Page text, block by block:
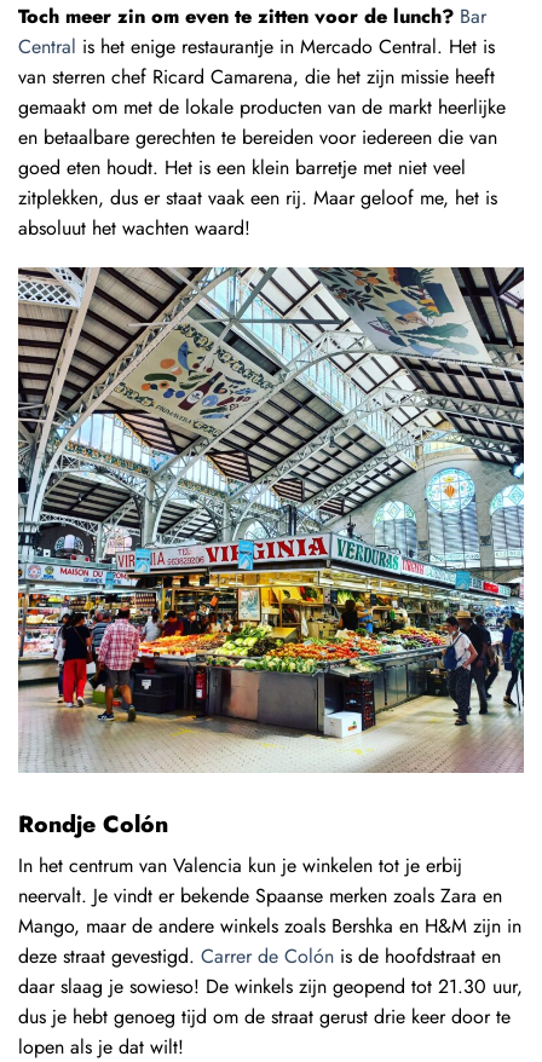
Toch meer zin om even te zitten voor de lunch? Bar
Central is het enige restaurantje in Mercado Central. Het is
van sterren chef Ricard Camarena, die het zijn missie heeft
gemaakt om met de lokale producten van de markt heerlijke
en betaalbare gerechten te bereiden voor iedereen die van
goed eten houdt. Het is een klein barretje met niet veel
zitplekken, dus er staat vaak een rij. Maar geloof me, het is
absoluut het wachten waard!
Rondje Colón
In het centrum van Valencia kun je winkelen tot je erbij
neervalt. Je vindt er bekende Spaanse merken zoals Zara en
Mango, maar de andere winkels zoals Bershka en H&M zijn in
deze straat gevestigd. Carrer de Colón is de hoofdstraat en
daar slaag je sowieso! De winkels zijn geopend tot 21.30 uur,
dus je hebt genoeg tijd om de straat gerust drie keer door te
lopen als je dat wilt!